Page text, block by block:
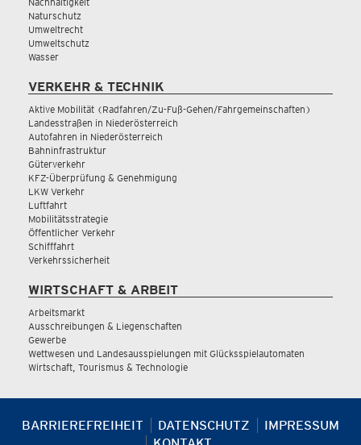
Naturschutz
Umweltrecht
Umweltschutz
Wasser
VERKEHR & TECHNIK
Aktive Mobilität (Radfahren/Zu-Fuß-Gehen/Fahrgemeinschaften)
Landesstraßen in Niederösterreich
Autofahren in Niederösterreich
Bahninfrastruktur
Güterverkehr
KFZ-Überprüfung & Genehmigung
LKW Verkehr
Luftfahrt
Mobilitätsstrategie
Öffentlicher Verkehr
Schifffahrt
Verkehrssicherheit
WIRTSCHAFT & ARBEIT
Arbeitsmarkt
Ausschreibungen & Liegenschaften
Gewerbe
Wettwesen und Landesausspielungen mit Glücksspielautomaten
Wirtschaft, Tourismus & Technologie
BARRIEREFREIHEIT DATENSCHUTZ
IMPRESSUM